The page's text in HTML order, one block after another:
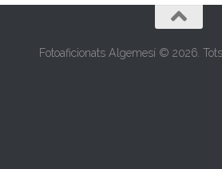
Fotoaficionats Algemesí © 2026.